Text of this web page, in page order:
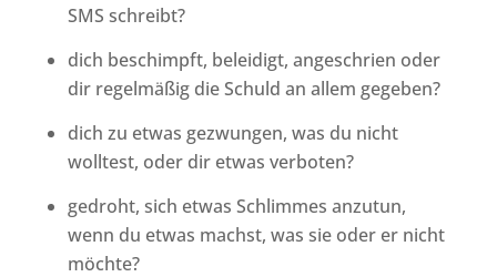
SMS schreibt?
dich beschimpft, beleidigt, angeschrien oder
dir regelmäßig die Schuld an allem gegeben?
dich zu etwas gezwungen, was du nicht
wolltest, oder dir etwas verboten?
gedroht, sich etwas Schlimmes anzutun,
wenn du etwas machst, was sie oder er nicht
möchte?